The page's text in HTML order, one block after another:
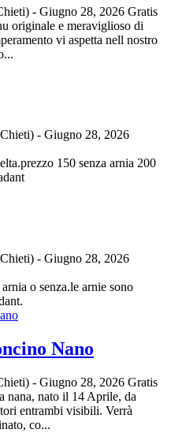
- Giugno 28, 2026 Gratis
originale e meraviglioso di
vi aspetta nell nostro
- Giugno 28, 2026
150 senza arnia 200
- Giugno 28, 2026
o senza.le arnie sono
Nano
- Giugno 28, 2026 Gratis
nana, nato il 14 Aprile, da
entrambi visibili. Verrà
co...